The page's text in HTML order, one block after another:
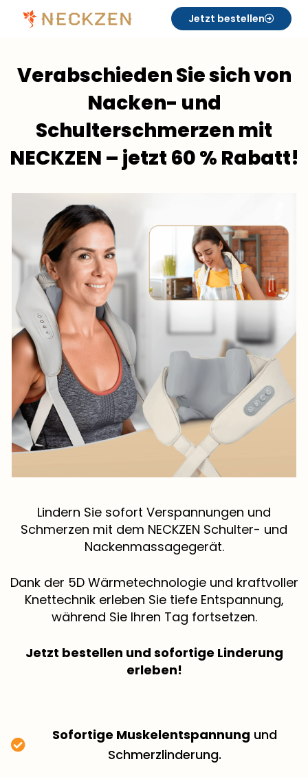
Jetzt bestellen
Verabschieden Sie sich von
Nacken- und
Schulterschmerzen mit
NECKZEN – jetzt 60 % Rabatt!
Lindern Sie sofort Verspannungen und
Schmerzen mit dem NECKZEN Schulter- und
Nackenmassagegerät.
Dank der 5D Wärmetechnologie und kraftvoller
Knettechnik erleben Sie tiefe Entspannung,
während Sie Ihren Tag fortsetzen.
Jetzt bestellen und sofortige Linderung
erleben!
Sofortige Muskelentspannung und
Schmerzlinderung.